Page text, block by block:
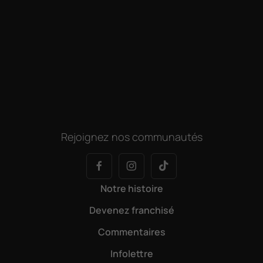
Rejoignez nos communautés
Notre histoire
Devenez franchisé
Commentaires
Infolettre